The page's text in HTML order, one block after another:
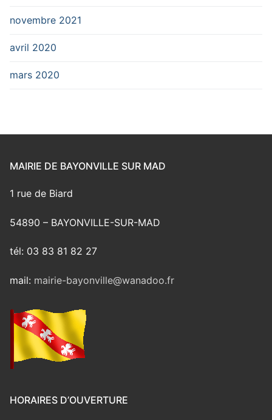
novembre 2021
avril 2020
mars 2020
MAIRIE DE BAYONVILLE SUR MAD
1 rue de Biard
54890 – BAYONVILLE-SUR-MAD
tél: 03 83 81 82 27
mail: mairie-bayonville@wanadoo.fr
HORAIRES D’OUVERTURE